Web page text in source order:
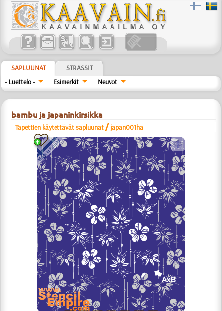
SAPLUUNAT
STRASSIT
- Luettelo -
Esimerkit Neuvot
bambu ja japaninkirsikka
Tapettien käytettävät sapluunat / japan001ha
a